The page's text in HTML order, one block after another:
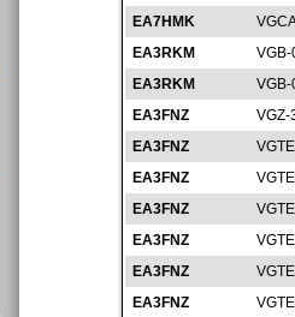
EA7HMK
EA3RKM
EA3RKM
EA3FNZ
VGZ-
EA3FNZ
EA3FNZ
EA3FNZ
EA3FNZ
EA3FNZ
EA3FNZ